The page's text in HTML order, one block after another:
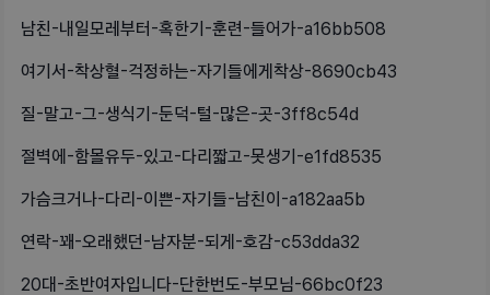
남친-내일모레부터-혹한기-훈련-들어가-a16bb508
여기서-착상혈-걱정하는-자기들에게착상-8690cb43
질-말고-그-생식기-둔덕-털-많은-곳-3ff8c54d
절벽에-함몰유두-있고-다리짧고-못생기-e1fd8535
가슴크거나-다리-이쁜-자기들-남친이-a182aa5b
연락-꽤-오래했던-남자분-되게-호감-c53dda32
20대-초반여자입니다-단한번도-부모님-66bc0f23